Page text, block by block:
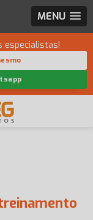
MENU
especialistas!